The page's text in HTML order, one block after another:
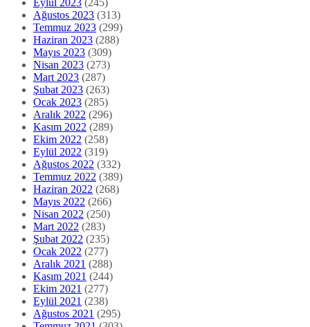
Ağustos 2023 (313)
Temmuz 2023 (299)
Haziran 2023 (288)
Mayıs 2023 (309)
Nisan 2023 (273)
Mart 2023 (287)
Şubat 2023 (263)
Ocak 2023 (285)
Aralık 2022 (296)
Kasım 2022 (289)
Ekim 2022 (258)
Eylül 2022 (319)
Ağustos 2022 (332)
Temmuz 2022 (389)
Haziran 2022 (268)
Mayıs 2022 (266)
Nisan 2022 (250)
Mart 2022 (283)
Şubat 2022 (235)
Ocak 2022 (277)
Aralık 2021 (288)
Kasım 2021 (244)
Ekim 2021 (277)
Eylül 2021 (238)
Ağustos 2021 (295)